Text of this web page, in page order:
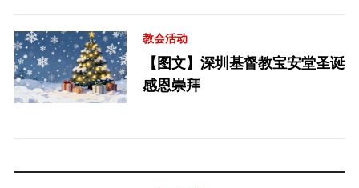
教会活动
【图文】深圳基督教宝安堂圣诞
感恩崇拜